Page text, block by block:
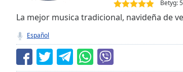
TypeLIVE
live,
currently
behind
LIVE
Betyg:
La mejor musica tradicional, navideña de
Español